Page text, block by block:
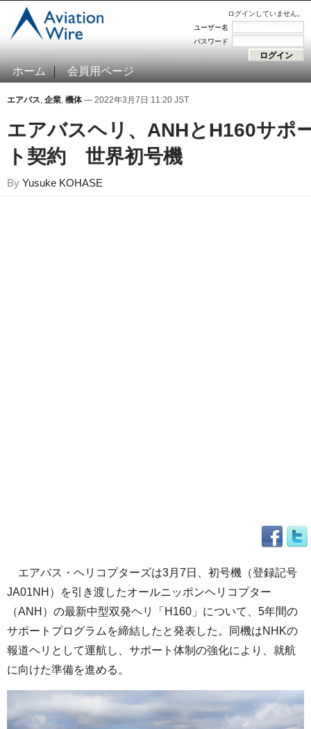
ログインしていません。
ユーザー名
パスワード
ホーム 会員用ページ
エアバス, 企業, 機体— 2022年3月7日 11:20 JST
エアバスヘリ、ANHとH160サポ
ト契約 世界初号機
By Yusuke KOHASE
エアバス・ヘリコプターズは3月7日、初号機（登録記号
JA01NH）を引き渡したオールニッポンヘリコプター
（ANH）の最新中型双発ヘリ「H160」について、5年間の
サポートプログラムを締結したと発表した。同機はNHKの
報道ヘリとして運航し、サポート体制の強化により、就航
に向けた準備を進める。